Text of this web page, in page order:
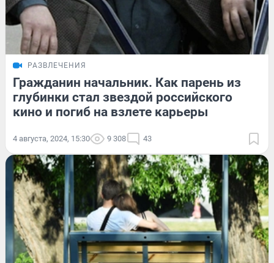
РАЗВЛЕЧЕНИЯ
Гражданин начальник. Как парень из
глубинки стал звездой российского
кино и погиб на взлете карьеры
4 августа, 2024, 15:30 9 308 43